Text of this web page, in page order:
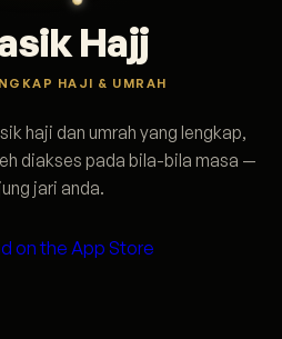
Hajj
HAJI & UMRAH
haji dan umrah yang lengkap,
diakses pada bila-bila masa —
jari anda.